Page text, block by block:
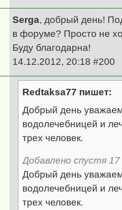
Serga, добрый день!
в форуме? Просто не
Буду благодарна!
14.12.2012, 20:18 #200
Redtaksa77 пишет:
Добрый день
водолечебницей и
трех человек.
Добавлено спустя 17
Добрый день
водолечебницей и
трех человек.